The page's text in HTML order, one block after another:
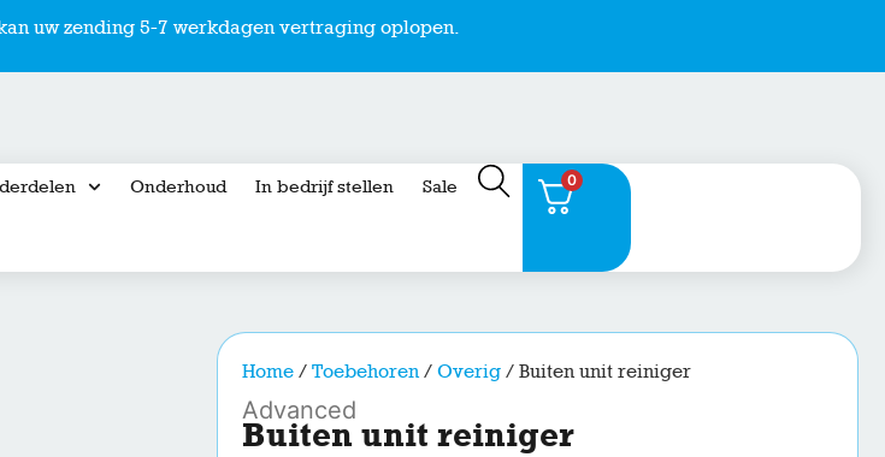
uw zending 5-7 werkdagen vertraging oplopen.
Onderhoud In bedrijf stellen Sale 0
Home / Toebehoren/ Overig / Buiten unit reiniger
Advanced
Buiten unit reiniger